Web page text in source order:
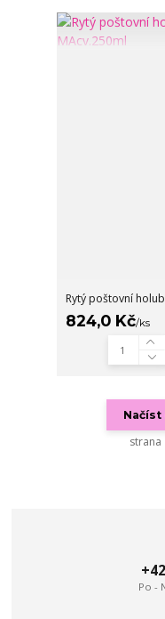
Rytý poštovní
824,0 Kč/ks
Načíst
strana
Po -